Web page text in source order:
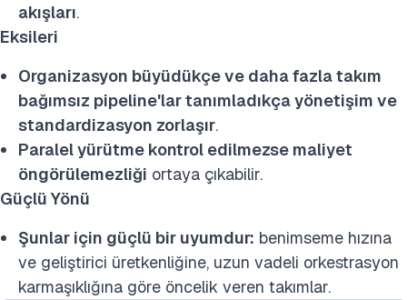
akışları.
Eksileri
Organizasyon büyüdükçe ve daha fazla takım
bağımsız pipeline'lar tanımladıkça yönetişim ve
standardizasyon zorlaşır.
Paralel yürütme kontrol edilmezse maliyet
öngörülemezliği ortaya çıkabilir.
Güçlü Yönü
Şunlar için güçlü bir uyumdur: benimseme hızına
ve geliştirici üretkenliğine, uzun vadeli orkestrasyon
karmaşıklığına göre öncelik veren takımlar.